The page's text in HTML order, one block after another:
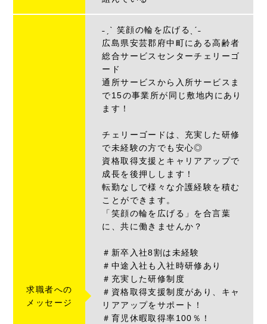
求職者への
メッセージ
˗ˏˋ 笑顔の輪を広げるˎˊ˗
広島県安芸郡府中町にある高齢者
総合サービスセンターチェリーゴ
ード
通所サービスから入所サービスま
で15の事業所が同じ敷地内にあり
ます！
チェリーゴードは、充実した研修
で未経験の方でも安心◎
資格取得支援とキャリアアップで
成長を後押しします！
転勤なしで様々な介護経験を積む
ことができます。
「笑顔の輪を広げる」を合言葉
に、共に働きませんか？
＃新卒入社8割は未経験
＃中途入社も入社時研修あり
＃充実した研修制度
＃資格取得支援制度があり、キャ
リアアップをサポート！
＃育児休暇取得率100％！